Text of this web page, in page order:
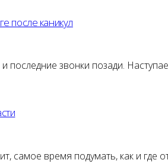
после каникул
последние звонки позади.
самое время подумать, как и где